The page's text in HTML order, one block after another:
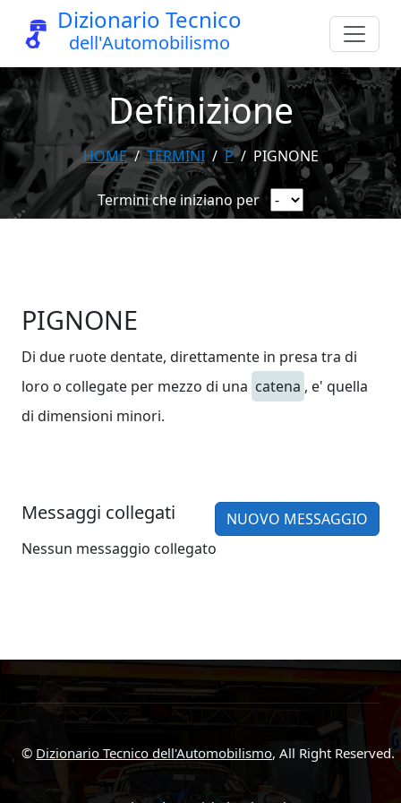
Dizionario Tecnico
dell'Automobilismo
Definizione
HOME TERMINI P PIGNONE
Termini che iniziano per
PIGNONE
Di due ruote dentate, direttamente in presa tra di
loro o collegate per mezzo di una catena , e' quella
di dimensioni minori.
Messaggi collegati
NUOVO MESSAGGIO
Nessun messaggio collegato
© Dizionario Tecnico dell'Automobilismo, All Right Reserved.